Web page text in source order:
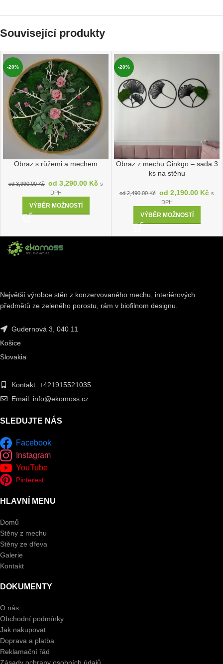
Související produkty
-20%
Obraz s růžemi a mechem
od3,990.00Kč od3,290.00 Kč s
DPH
VÝBĚR MOŽNOSTÍ
-20%
Obraz z mechu Ginkgo – sada 3
ks na stěnu
od2,490.00Kč od2,190.00 Kč s
DPH
VÝBĚR MOŽNOSTÍ
Největší výrobce stěn z konzervovaného mechu, interiérových
předmětů ze zeleného porostu, rám v biofilnom designu.
Gudernová 3, 040 11
Košice
Slovakia
Kontakt: +421915521035
Email: info@ekomoss.cz
SLEDUJTE NÁS
Facebook
Instagram
YouTube
Pinterest
HLAVNÍ MENU
Domů
Stěny z mechu
Stěny ze dřeva
Galerie
Kontakt
DOKUMENTY
O nás
Obchodní podmínky
Jak nakupovat
Doprava a platba
Reklamační řád